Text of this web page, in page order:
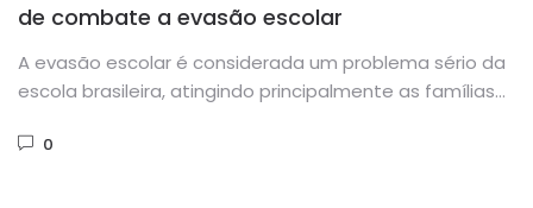
de combate a evasão escolar
A evasão escolar é considerada um problema sério da
escola brasileira, atingindo principalmente as famílias
0